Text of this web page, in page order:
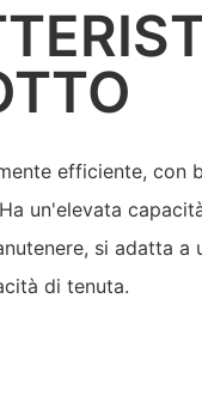
efficiente, con
un'elevata
si adatta
di tenuta.